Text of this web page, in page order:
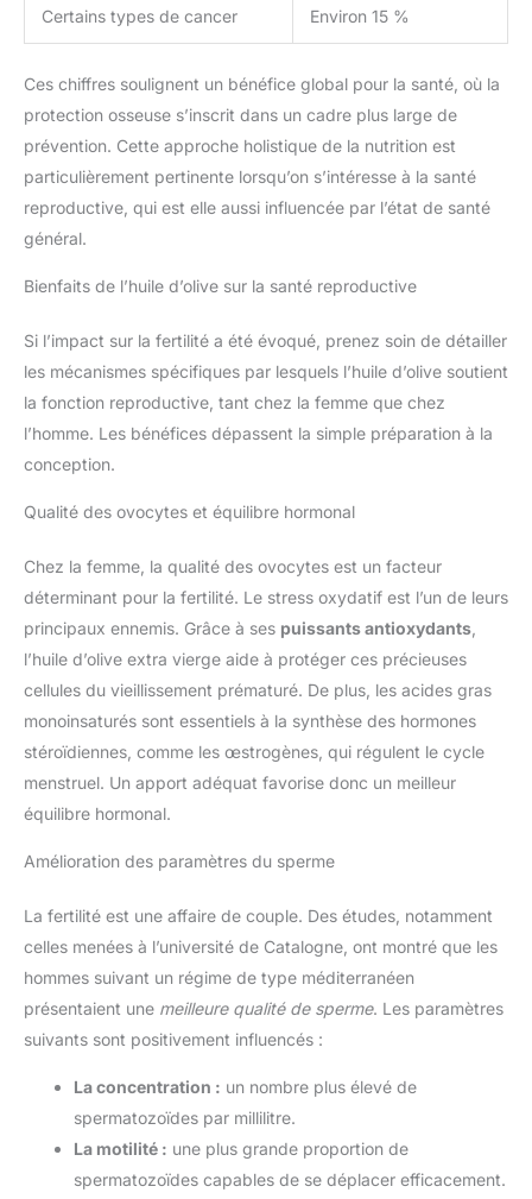
Certains types de cancer Environ 15 %
Ces chiffres soulignent un bénéfice global pour la santé, où la
protection osseuse s’inscrit dans un cadre plus large de
prévention. Cette approche holistique de la nutrition est
particulièrement pertinente lorsqu’on s’intéresse à la santé
reproductive, qui est elle aussi influencée par l’état de santé
général.
Bienfaits de l’huile d’olive sur la santé reproductive
Si l’impact sur la fertilité a été évoqué, prenez soin de détailler
les mécanismes spécifiques par lesquels l’huile d’olive soutient
la fonction reproductive, tant chez la femme que chez
l’homme. Les bénéfices dépassent la simple préparation à la
conception.
Qualité des ovocytes et équilibre hormonal
Chez la femme, la qualité des ovocytes est un facteur
déterminant pour la fertilité. Le stress oxydatif est l’un de leurs
principaux ennemis. Grâce à ses puissants antioxydants
l’huile d’olive extra vierge aide à protéger ces précieuses
cellules du vieillissement prématuré. De plus, les acides gras
monoinsaturés sont essentiels à la synthèse des hormones
stéroïdiennes, comme les œstrogènes, qui régulent le cycle
menstruel. Un apport adéquat favorise donc un meilleur
équilibre hormonal.
Amélioration des paramètres du sperme
La fertilité est une affaire de couple. Des études, notamment
celles menées à l’université de Catalogne, ont montré que les
hommes suivant un régime de type méditerranéen
présentaient une meilleure qualité de sperme. Les paramètres
suivants sont positivement influencés :
La concentration : un nombre plus élevé de
spermatozoïdes par millilitre.
La motilité : une plus grande proportion de
spermatozoïdes capables de se déplacer efficacement.